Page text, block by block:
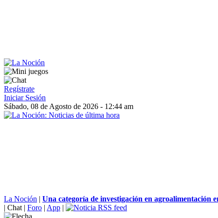
Regístrate
Iniciar Sesión
Sábado, 08 de Agosto de 2026 - 12:44 am
La Noción | Una categoría de investigación en agroalimentación
| Chat | Foro | App |